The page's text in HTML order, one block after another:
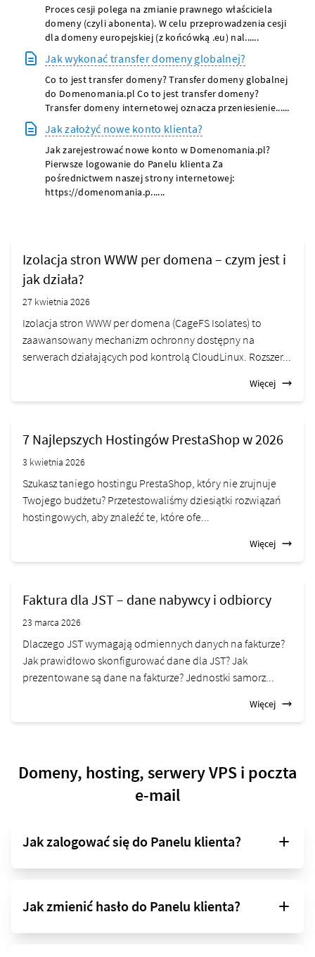
Proces cesji polega na zmianie prawnego właściciela
domeny (czyli abonenta). W celu przeprowadzenia cesji
dla domeny europejskiej (z końcówką .eu) nal......
Jak wykonać transfer domeny globalnej?
Co to jest transfer domeny? Transfer domeny globalnej
do Domenomania.pl Co to jest transfer domeny?
Transfer domeny internetowej oznacza przeniesienie......
Jak założyć nowe konto klienta?
Jak zarejestrować nowe konto w Domenomania.pl?
Pierwsze logowanie do Panelu klienta Za
pośrednictwem naszej strony internetowej:
https://domenomania.p......
Izolacja stron WWW per domena – czym jest i
jak działa?
27 kwietnia 2026
Izolacja stron WWW per domena (CageFS Isolates) to
zaawansowany mechanizm ochronny dostępny na
serwerach działających pod kontrolą CloudLinux. Rozszer...
Więcej
7 Najlepszych Hostingów PrestaShop w 2026
3 kwietnia 2026
Szukasz taniego hostingu PrestaShop, który nie zrujnuje
Twojego budżetu? Przetestowaliśmy dziesiątki rozwiązań
hostingowych, aby znaleźć te, które ofe...
Więcej
Faktura dla JST – dane nabywcy i odbiorcy
23 marca 2026
Dlaczego JST wymagają odmiennych danych na fakturze?
Jak prawidłowo skonfigurować dane dla JST? Jak
prezentowane są dane na fakturze? Jednostki samorz...
Więcej
Domeny, hosting, serwery VPS i poczta
e-mail
Jak zalogować się do Panelu klienta?
Jak zmienić hasło do Panelu klienta?